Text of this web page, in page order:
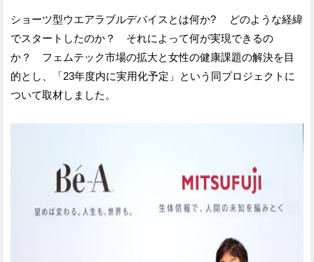
ショーツ型ウエアラブルデバイスとは何か? どのような経緯
でスタートしたのか？ それによって何が実現できるの
か？ フェムテック市場の拡大と女性の健康課題の解決を目
的とし、「23年度内に実用化予定」という同プロジェクトに
ついて取材しました。